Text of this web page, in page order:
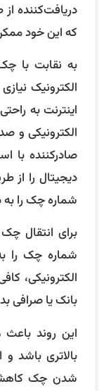
دریافت‌کننده
که این خود
به نقابت با
الکترونیک
اینترنت به
الکترونیکی و
صادرکننده با
دیجیتال را از
شماره چک را به
برای انتقال
شماره چک را
الکترونیکی،
بانک یا صرافی
این روند
بالاتری باشد
شدن چک کاهش